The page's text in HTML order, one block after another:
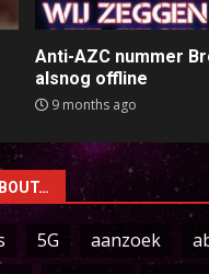
Anti-AZC nummer
alsnog offline
9 months ago
5G aanzoek